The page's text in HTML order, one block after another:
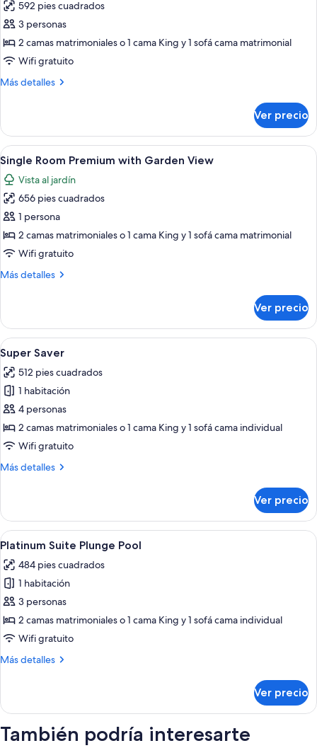
View
las
fotos
de
Triple
Room
Pool
View
592 pies cuadrados
3 personas
2 camas matrimoniales o 1 cama King y 1 sofá cama matrimonial
Wifi gratuito
Más detalles
Más
Room
Luxury
with
Pool
View
Ver precio
Abrir
todas
las
fotos
de
Single
Room
with
Artículos del minibar gratis y caja de
3
Single Room Premium with Garden View
Vista al jardín
656 pies cuadrados
1 persona
2 camas matrimoniales o 1 cama King y 1 sofá cama matrimonial
Wifi gratuito
Más detalles
Más
Room
Premium
with
Garden
View
Ver precio
Abrir
todas
las
fotos
de
Super
Saver
Un dormitorio moderno con una
4
Super Saver
512 pies cuadrados
1 habitación
4 personas
2 camas matrimoniales o 1 cama King y 1 sofá cama individual
Wifi gratuito
Más detalles
Más
Saver
Ver precio
Abrir
todas
las
fotos
de
Platinum
Suite
Pool
Una habitación de hotel moderna
7
Platinum Suite Plunge Pool
484 pies cuadrados
1 habitación
3 personas
2 camas matrimoniales o 1 cama King y 1 sofá cama individual
Wifi gratuito
Más detalles
Más
Suite
Pool
Ver precio
También podría interesarte